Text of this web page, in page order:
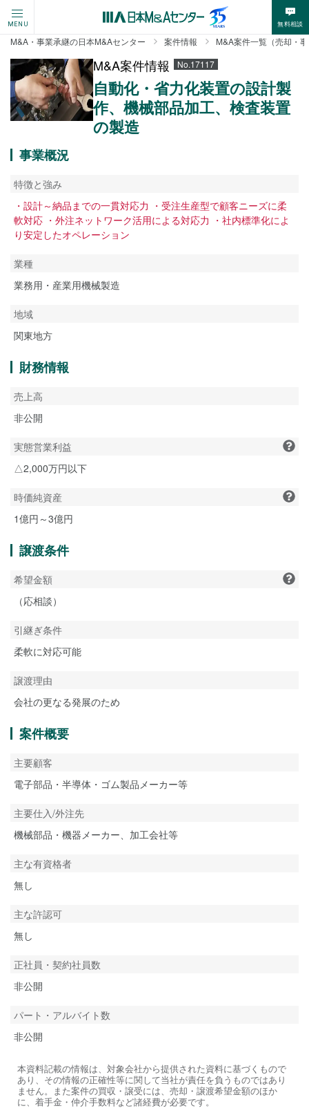
MENU 無料相談
M&A・事業承継の日本M&Aセンター 案件情報 M&A案件一覧（売却・
M&A案件情報 No.17117
自動化・省力化装置の設計製
作、機械部品加工、検査装置
の製造
事業概況
特徴と強み
・設計～納品までの一貫対応力 ・受注生産型で顧客ニーズに柔
軟対応 ・外注ネットワーク活用による対応力 ・社内標準化によ
り安定したオペレーション
業種
業務用・産業用機械製造
地域
関東地方
財務情報
売上高
非公開
実態営業利益
△2,000万円以下
時価純資産
1億円～3億円
譲渡条件
希望金額
（応相談）
引継ぎ条件
柔軟に対応可能
譲渡理由
会社の更なる発展のため
案件概要
主要顧客
電子部品・半導体・ゴム製品メーカー等
主要仕入/外注先
機械部品・機器メーカー、加工会社等
主な有資格者
無し
主な許認可
無し
正社員・契約社員数
非公開
パート・アルバイト数
非公開
本資料記載の情報は、対象会社から提供された資料に基づくもので
あり、その情報の正確性等に関して当社が責任を負うものではあり
ません。また案件の買収・譲受には、売却・譲渡希望金額のほか
に、着手金・仲介手数料など諸経費が必要です。